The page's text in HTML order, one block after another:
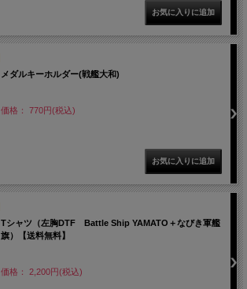
メダルキーホルダー(戦艦大和)
価格： 770円(税込)
Tシャツ（左胸DTF Battle Ship YAMATO＋なびき軍艦
旗）【送料無料】
価格： 2,200円(税込)